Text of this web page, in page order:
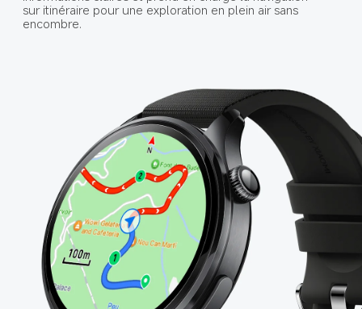
sur itinéraire pour une exploration en plein air sans
encombre.